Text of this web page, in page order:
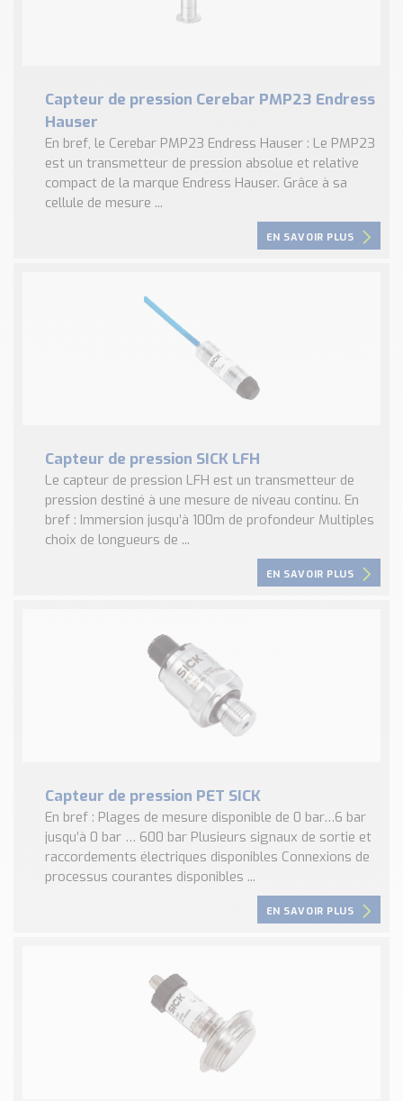
Capteur de pression Cerebar PMP23 Endress
Hauser
En bref, le Cerebar PMP23 Endress Hauser : Le PMP23
est un transmetteur de pression absolue et relative
compact de la marque Endress Hauser. Grâce à sa
cellule de mesure ...
EN SAVOIR PLUS
Capteur de pression SICK LFH
Le capteur de pression LFH est un transmetteur de
pression destiné à une mesure de niveau continu. En
bref : Immersion jusqu’à 100m de profondeur Multiples
choix de longueurs de ...
EN SAVOIR PLUS
Capteur de pression PET SICK
En bref : Plages de mesure disponible de 0 bar…6 bar
jusqu’à 0 bar … 600 bar Plusieurs signaux de sortie et
raccordements électriques disponibles Connexions de
processus courantes disponibles ...
EN SAVOIR PLUS